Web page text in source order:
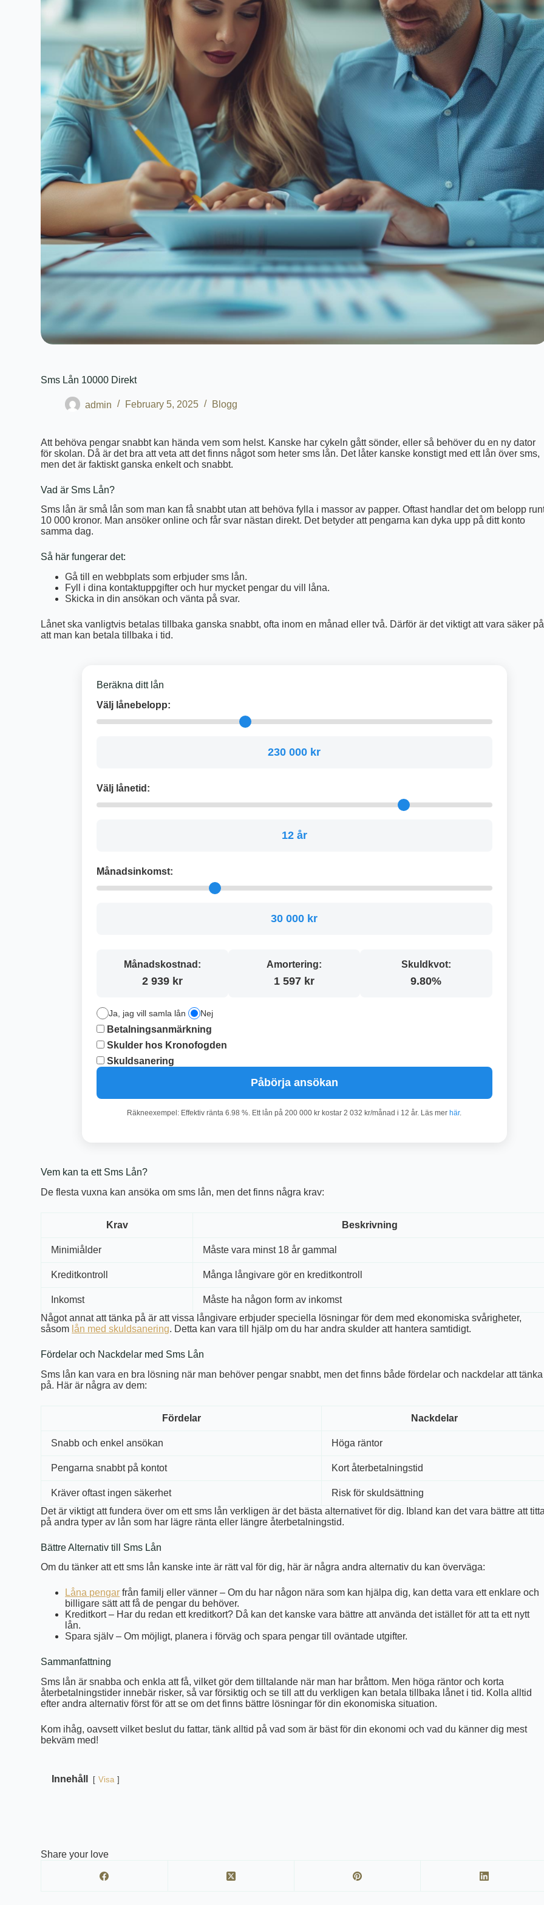
Sms Lån 10000 Direkt
admin February 5, 2025 Blogg
Att behöva pengar snabbt kan hända vem som helst. Kanske har cykeln gått sönder, eller så behöver du en ny dator
för skolan. Då är det bra att veta att det finns något som heter sms lån. Det låter kanske konstigt med ett lån över sms,
men det är faktiskt ganska enkelt och snabbt.
Vad är Sms Lån?
Sms lån är små lån som man kan få snabbt utan att behöva fylla i massor av papper. Oftast handlar det om belopp
10 000 kronor. Man ansöker online och får svar nästan direkt. Det betyder att pengarna kan dyka upp på ditt konto
samma dag.
Så här fungerar det:
Gå till en webbplats som erbjuder sms lån.
Fyll i dina kontaktuppgifter och hur mycket pengar du vill låna.
Skicka in din ansökan och vänta på svar.
Lånet ska vanligtvis betalas tillbaka ganska snabbt, ofta inom en månad eller två. Därför är det viktigt att vara säker på
att man kan betala tillbaka i tid.
Beräkna ditt lån
Välj lånebelopp:
230 000 kr
Välj lånetid:
12 år
Månadsinkomst:
30 000 kr
Månadskostnad:
2 939 kr
Amortering:
1 597 kr
Skuldkvot:
9.80%
Ja, jag vill samla lån Nej
Betalningsanmärkning
Skulder hos Kronofogden
Skuldsanering
Påbörja ansökan
Räkneexempel: Effektiv ränta 6.98 %. Ett lån på 200 000 kr kostar 2 032 kr/månad i 12 år. Läs mer här.
Vem kan ta ett Sms Lån?
De flesta vuxna kan ansöka om sms lån, men det finns några krav:
Krav Beskrivning
Minimiålder Måste vara minst 18 år gammal
Kreditkontroll Många långivare gör en kreditkontroll
Inkomst
Måste ha någon form av inkomst
Något annat att tänka på är att vissa långivare erbjuder speciella lösningar för dem med ekonomiska svårigheter,
såsom lån med skuldsanering. Detta kan vara till hjälp om du har andra skulder att hantera samtidigt.
Fördelar och Nackdelar med Sms Lån
Sms lån kan vara en bra lösning när man behöver pengar snabbt, men det finns både fördelar och nackdelar att tänka
på. Här är några av dem:
Fördelar Nackdelar
Snabb och enkel ansökan Höga räntor
Pengarna snabbt på kontot Kort återbetalningstid
Kräver oftast ingen säkerhet
Risk för skuldsättning
Det är viktigt att fundera över om ett sms lån verkligen är det bästa alternativet för dig. Ibland kan det vara bättre att
på andra typer av lån som har lägre ränta eller längre återbetalningstid.
Bättre Alternativ till Sms Lån
Om du tänker att ett sms lån kanske inte är rätt val för dig, här är några andra alternativ du kan överväga:
Låna pengar från familj eller vänner – Om du har någon nära som kan hjälpa dig, kan detta vara ett enklare och
billigare sätt att få de pengar du behöver.
Kreditkort – Har du redan ett kreditkort? Då kan det kanske vara bättre att använda det istället för att ta ett nytt
lån.
Spara själv – Om möjligt, planera i förväg och spara pengar till oväntade utgifter.
Sammanfattning
Sms lån är snabba och enkla att få, vilket gör dem tilltalande när man har bråttom. Men höga räntor och korta
återbetalningstider innebär risker, så var försiktig och se till att du verkligen kan betala tillbaka lånet i tid. Kolla alltid
efter andra alternativ först för att se om det finns bättre lösningar för din ekonomiska situation.
Kom ihåg, oavsett vilket beslut du fattar, tänk alltid på vad som är bäst för din ekonomi och vad du känner dig mest
bekväm med!
Innehåll Visa
Share your love